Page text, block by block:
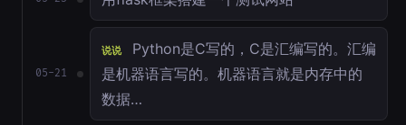
05-21
说说
Python是C写的，C是汇编写的。汇编
是机器语言写的。机器语言就是内存中的
数据…